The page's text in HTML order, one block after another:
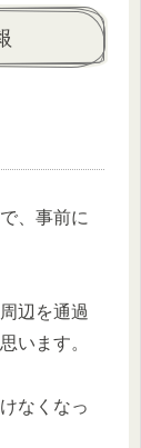
、事前に
辺を通過
います。
なくなっ